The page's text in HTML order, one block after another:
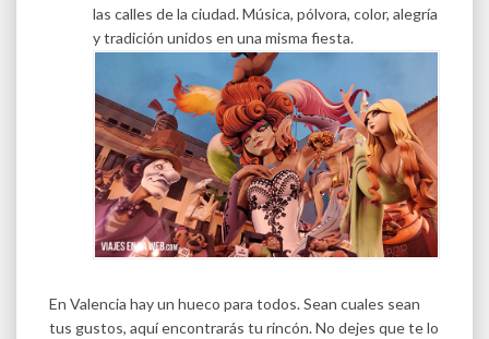
las calles de la ciudad. Música, pólvora, color, alegría
y tradición unidos en una misma fiesta.
En Valencia hay un hueco para todos. Sean cuales sean
tus gustos, aquí encontrarás tu rincón. No dejes que te lo